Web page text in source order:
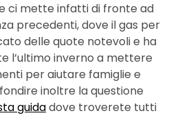
ci mette infatti di fronte ad
precedenti, dove il gas per
delle quote notevoli e ha
l’ultimo inverno a mettere
per aiutare famiglie e
inoltre la questione
guidadove troverete tutti